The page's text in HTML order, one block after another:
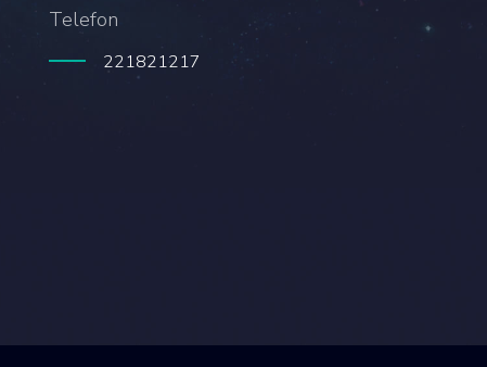
Telefon
221821217